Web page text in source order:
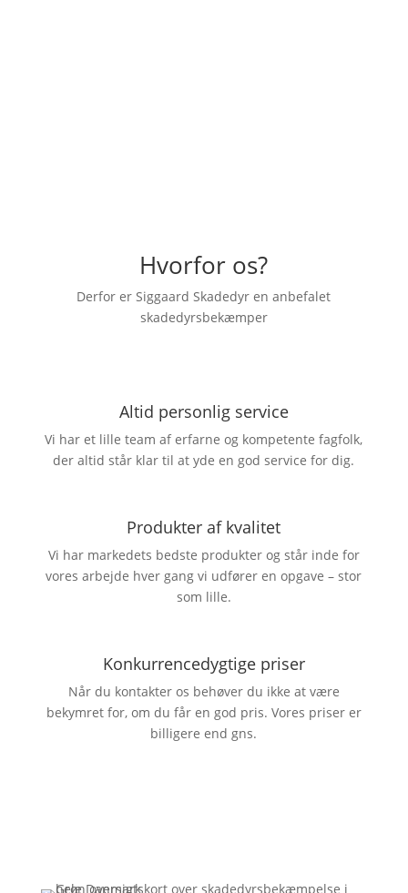
Hvorfor os?
Derfor er Siggaard Skadedyr en anbefalet
skadedyrsbekæmper
Altid personlig service
Vi har et lille team af erfarne og kompetente fagfolk,
der altid står klar til at yde en god service for dig.
Produkter af kvalitet
Vi har markedets bedste produkter og står inde for
vores arbejde hver gang vi udfører en opgave – stor
som lille.
Konkurrencedygtige priser
Når du kontakter os behøver du ikke at være
bekymret for, om du får en god pris. Vores priser er
billigere end gns.